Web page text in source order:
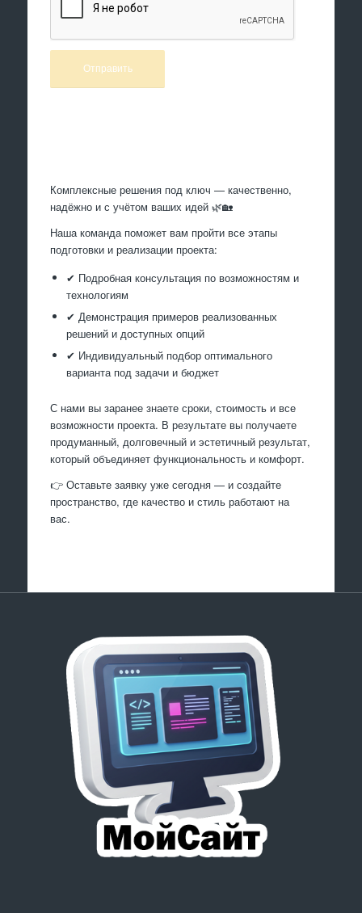
Комплексные решения под ключ — качественно,
надёжно и с учётом ваших идей 🌿🏡
Наша команда поможет вам пройти все этапы
подготовки и реализации проекта:
✔ Подробная консультация по возможностям и
технологиям
✔ Демонстрация примеров реализованных
решений и доступных опций
✔ Индивидуальный подбор оптимального
варианта под задачи и бюджет
С нами вы заранее знаете сроки, стоимость и все
возможности проекта. В результате вы получаете
продуманный, долговечный и эстетичный результат,
который объединяет функциональность и комфорт.
👉 Оставьте заявку уже сегодня — и создайте
пространство, где качество и стиль работают на
вас.